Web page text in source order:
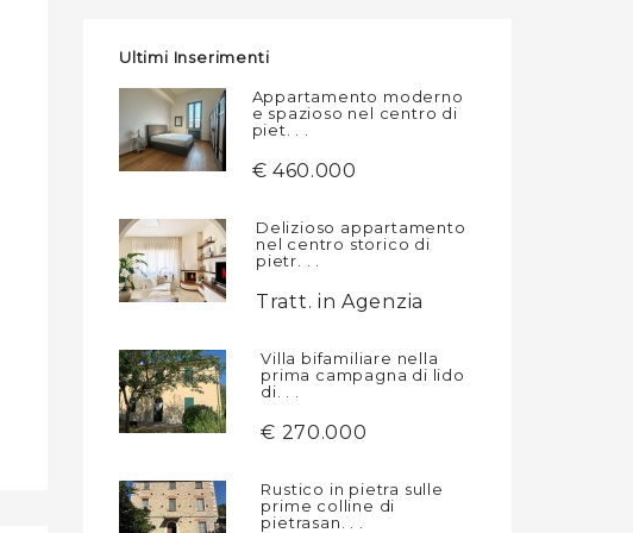
Ultimi Inserimenti
Appartamento moderno
e spazioso nel centro di
piet. . .
€ 460.000
Delizioso appartamento
nel centro storico di
pietr. . .
Tratt. in Agenzia
Villa bifamiliare nella
prima campagna di lido
di. . .
€ 270.000
Rustico in pietra sulle
prime colline di
pietrasan. . .